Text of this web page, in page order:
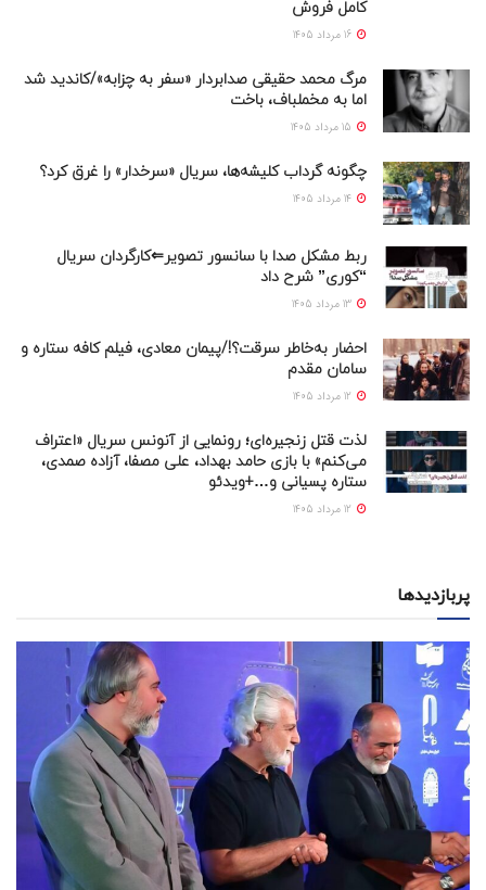
کامل فروش
مرگ محمد حقیقی صدابردار «سفر به چزابه»/کاندید شد
اما به مخملباف، باخت
چگونه گرداب کلیشه‌ها، سریال «سرخدار» را غرق کرد؟
ربط مشکل صدا با سانسور تصویر⇐کارگردان سریال
“کوری” شرح داد
احضار به‌خاطر سرقت؟!/پیمان معادی، فیلم کافه ستاره و
سامان مقدم
لذت قتل زنجیره‌ای؛ رونمایی از آنونس سریال «اعتراف
می‌کنم» با بازی حامد بهداد، علی مصفا، آزاده صمدی،
ستاره پسیانی و…+ویدئو
پربازدیدها